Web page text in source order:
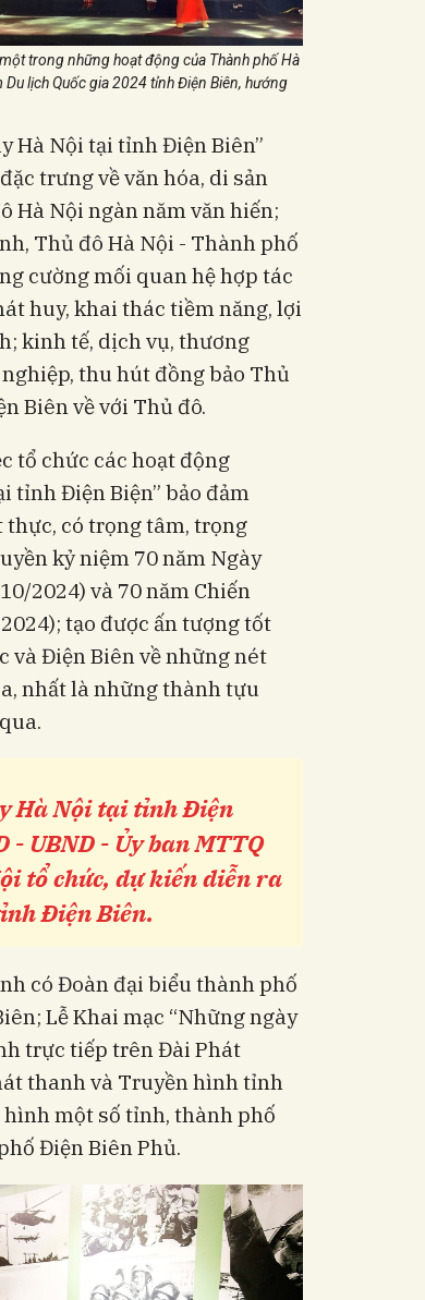
trong những hoạt động của Thành phố Hà
lịch Quốc gia 2024 tỉnh Điện Biên, hướng
Hà Nội tại tỉnh Điện Biên”
trưng về văn hóa, di sản
Hà Nội ngàn năm văn hiến;
Thủ đô Hà Nội - Thành phố
cường mối quan hệ hợp tác
huy, khai thác tiềm năng, lợi
kinh tế, dịch vụ, thương
thu hút đồng bảo Thủ
Biên về với Thủ đô.
tổ chức các hoạt động
tỉnh Điện Biện” bảo đảm
có trọng tâm, trọng
kỷ niệm 70 năm Ngày
2024) và 70 năm Chiến
tạo được ấn tượng tốt
và Điện Biên về những nét
nhất là những thành tựu
Hà Nội tại tỉnh Điện
- UBND - Ủy ban MTTQ
tổ chức, dự kiến diễn ra
Điện Biên.
có Đoàn đại biểu thành phố
Lễ Khai mạc “Những ngày
trực tiếp trên Đài Phát
thanh và Truyền hình tỉnh
một số tỉnh, thành phố
Điện Biên Phủ.